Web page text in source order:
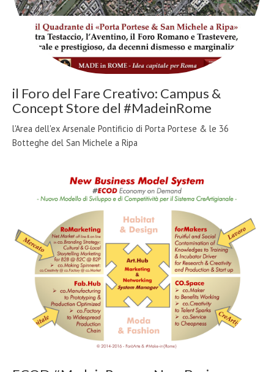
il Foro del Fare Creativo: Campus &
Concept Store del #MadeinRome
l'Area dell'ex Arsenale Pontificio di Porta Portese & le 36
Botteghe del San Michele a Ripa